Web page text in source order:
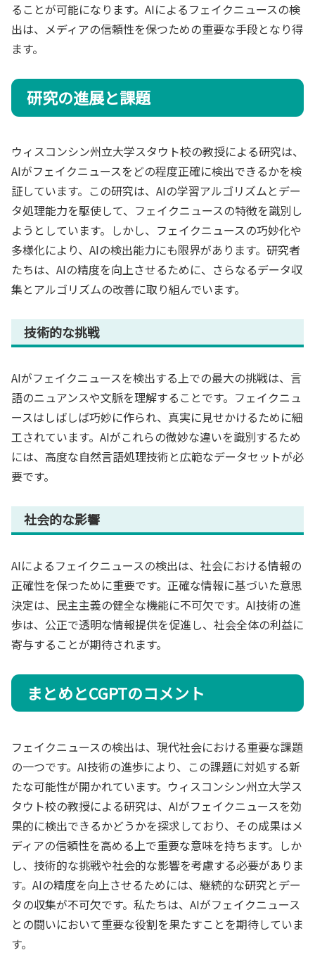
ることが可能になります。AIによるフェイクニュースの検
出は、メディアの信頼性を保つための重要な手段となり得
ます。
研究の進展と課題
ウィスコンシン州立大学スタウト校の教授による研究は、
AIがフェイクニュースをどの程度正確に検出できるかを検
証しています。この研究は、AIの学習アルゴリズムとデー
タ処理能力を駆使して、フェイクニュースの特徴を識別し
ようとしています。しかし、フェイクニュースの巧妙化や
多様化により、AIの検出能力にも限界があります。研究者
たちは、AIの精度を向上させるために、さらなるデータ収
集とアルゴリズムの改善に取り組んでいます。
技術的な挑戦
AIがフェイクニュースを検出する上での最大の挑戦は、言
語のニュアンスや文脈を理解することです。フェイクニュ
ースはしばしば巧妙に作られ、真実に見せかけるために細
工されています。AIがこれらの微妙な違いを識別するため
には、高度な自然言語処理技術と広範なデータセットが必
要です。
社会的な影響
AIによるフェイクニュースの検出は、社会における情報の
正確性を保つために重要です。正確な情報に基づいた意思
決定は、民主主義の健全な機能に不可欠です。AI技術の進
歩は、公正で透明な情報提供を促進し、社会全体の利益に
寄与することが期待されます。
まとめとCGPTのコメント
フェイクニュースの検出は、現代社会における重要な課題
の一つです。AI技術の進歩により、この課題に対処する新
たな可能性が開かれています。ウィスコンシン州立大学ス
タウト校の教授による研究は、AIがフェイクニュースを効
果的に検出できるかどうかを探求しており、その成果はメ
ディアの信頼性を高める上で重要な意味を持ちます。しか
し、技術的な挑戦や社会的な影響を考慮する必要がありま
す。AIの精度を向上させるためには、継続的な研究とデー
タの収集が不可欠です。私たちは、AIがフェイクニュース
との闘いにおいて重要な役割を果たすことを期待していま
す。